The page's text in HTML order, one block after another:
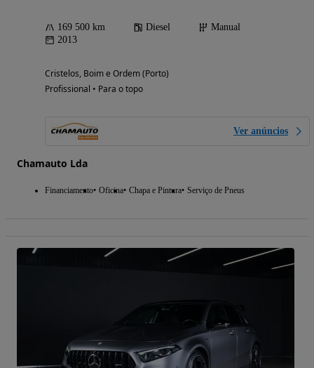
169 500 km Diesel
Manual
2013
Cristelos, Boim e Ordem (Porto)
Profissional • Para o topo
Ver anúncios
Chamauto Lda
Financiamento Oficina Chapa e Pintura Serviço de Pneus